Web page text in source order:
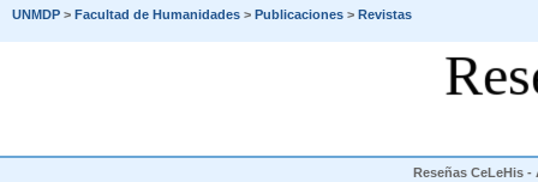
UNMDP > Facultad de Humanidades > Publicaciones > Revistas
Reseñas CeLeHis